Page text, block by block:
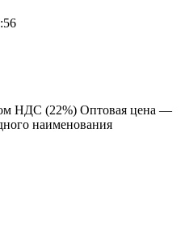
НДС (22%) Оптовая цена —
наименования